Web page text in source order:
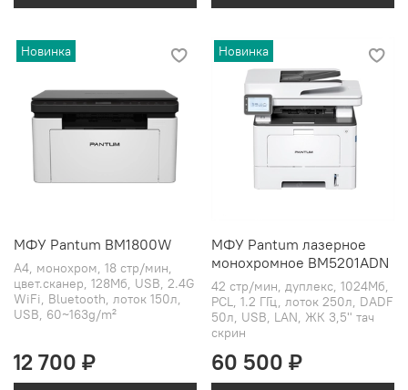
Новинка
МФУ Pantum BM1800W
А4, монохром, 18 стр/мин,
цвет.сканер, 128Мб, USB, 2.4G
WiFi, Bluetooth, лоток 150л,
USB, 60~163g/m²
12 700 ₽
Новинка
МФУ Pantum лазерное
монохромное BM5201ADN
42 стр/мин, дуплекс, 1024Мб,
PCL, 1.2 ГГц, лоток 250л, DADF
50л, USB, LAN, ЖК 3,5" тач
скрин
60 500 ₽